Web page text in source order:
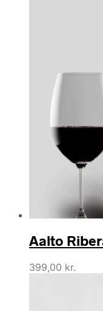
Aalto
399,00 kr.